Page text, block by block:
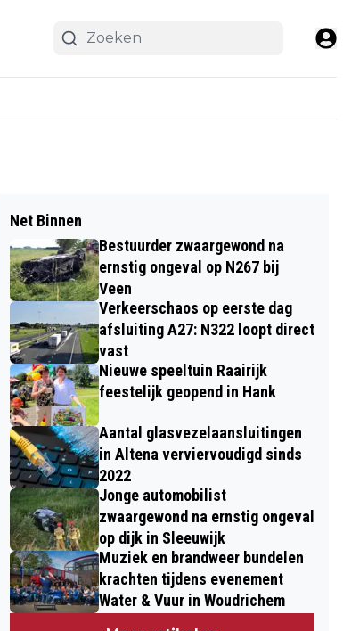
Net Binnen
Bestuurder zwaargewond na
ernstig ongeval op N267 bij
Veen
Verkeerschaos op eerste dag
afsluiting A27: N322 loopt direct
vast
Nieuwe speeltuin Raairijk
feestelijk geopend in Hank
Aantal glasvezelaansluitingen
in Altena verviervoudigd sinds
2022
Jonge automobilist
zwaargewond na ernstig ongeval
op dijk in Sleeuwijk
Muziek en brandweer bundelen
krachten tijdens evenement
Water & Vuur in Woudrichem